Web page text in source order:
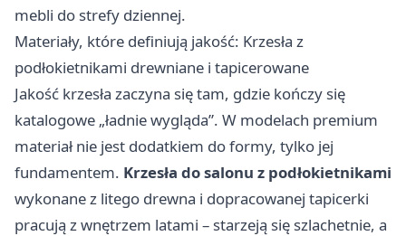
mebli do strefy dziennej.
Materiały, które definiują jakość: Krzesła z
podłokietnikami drewniane i tapicerowane
Jakość krzesła zaczyna się tam, gdzie kończy się
katalogowe „ładnie wygląda”. W modelach premium
materiał nie jest dodatkiem do formy, tylko jej
fundamentem. Krzesła do salonu z podłokietnikami
wykonane z litego drewna i dopracowanej tapicerki
pracują z wnętrzem latami – starzeją się szlachetnie, a